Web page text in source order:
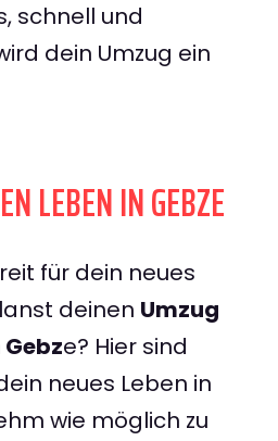
schnell und
dein Umzug ein
LEBEN IN GEBZE
für dein neues
deinen Umzug
e? Hier sind
neues Leben in
wie möglich zu